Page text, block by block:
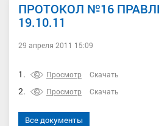
ПРОТОКОЛ №16
19.10.11
29 апреля 2011 15:09
1. Просмотр Скачать
2. Просмотр Скачать
Все документы